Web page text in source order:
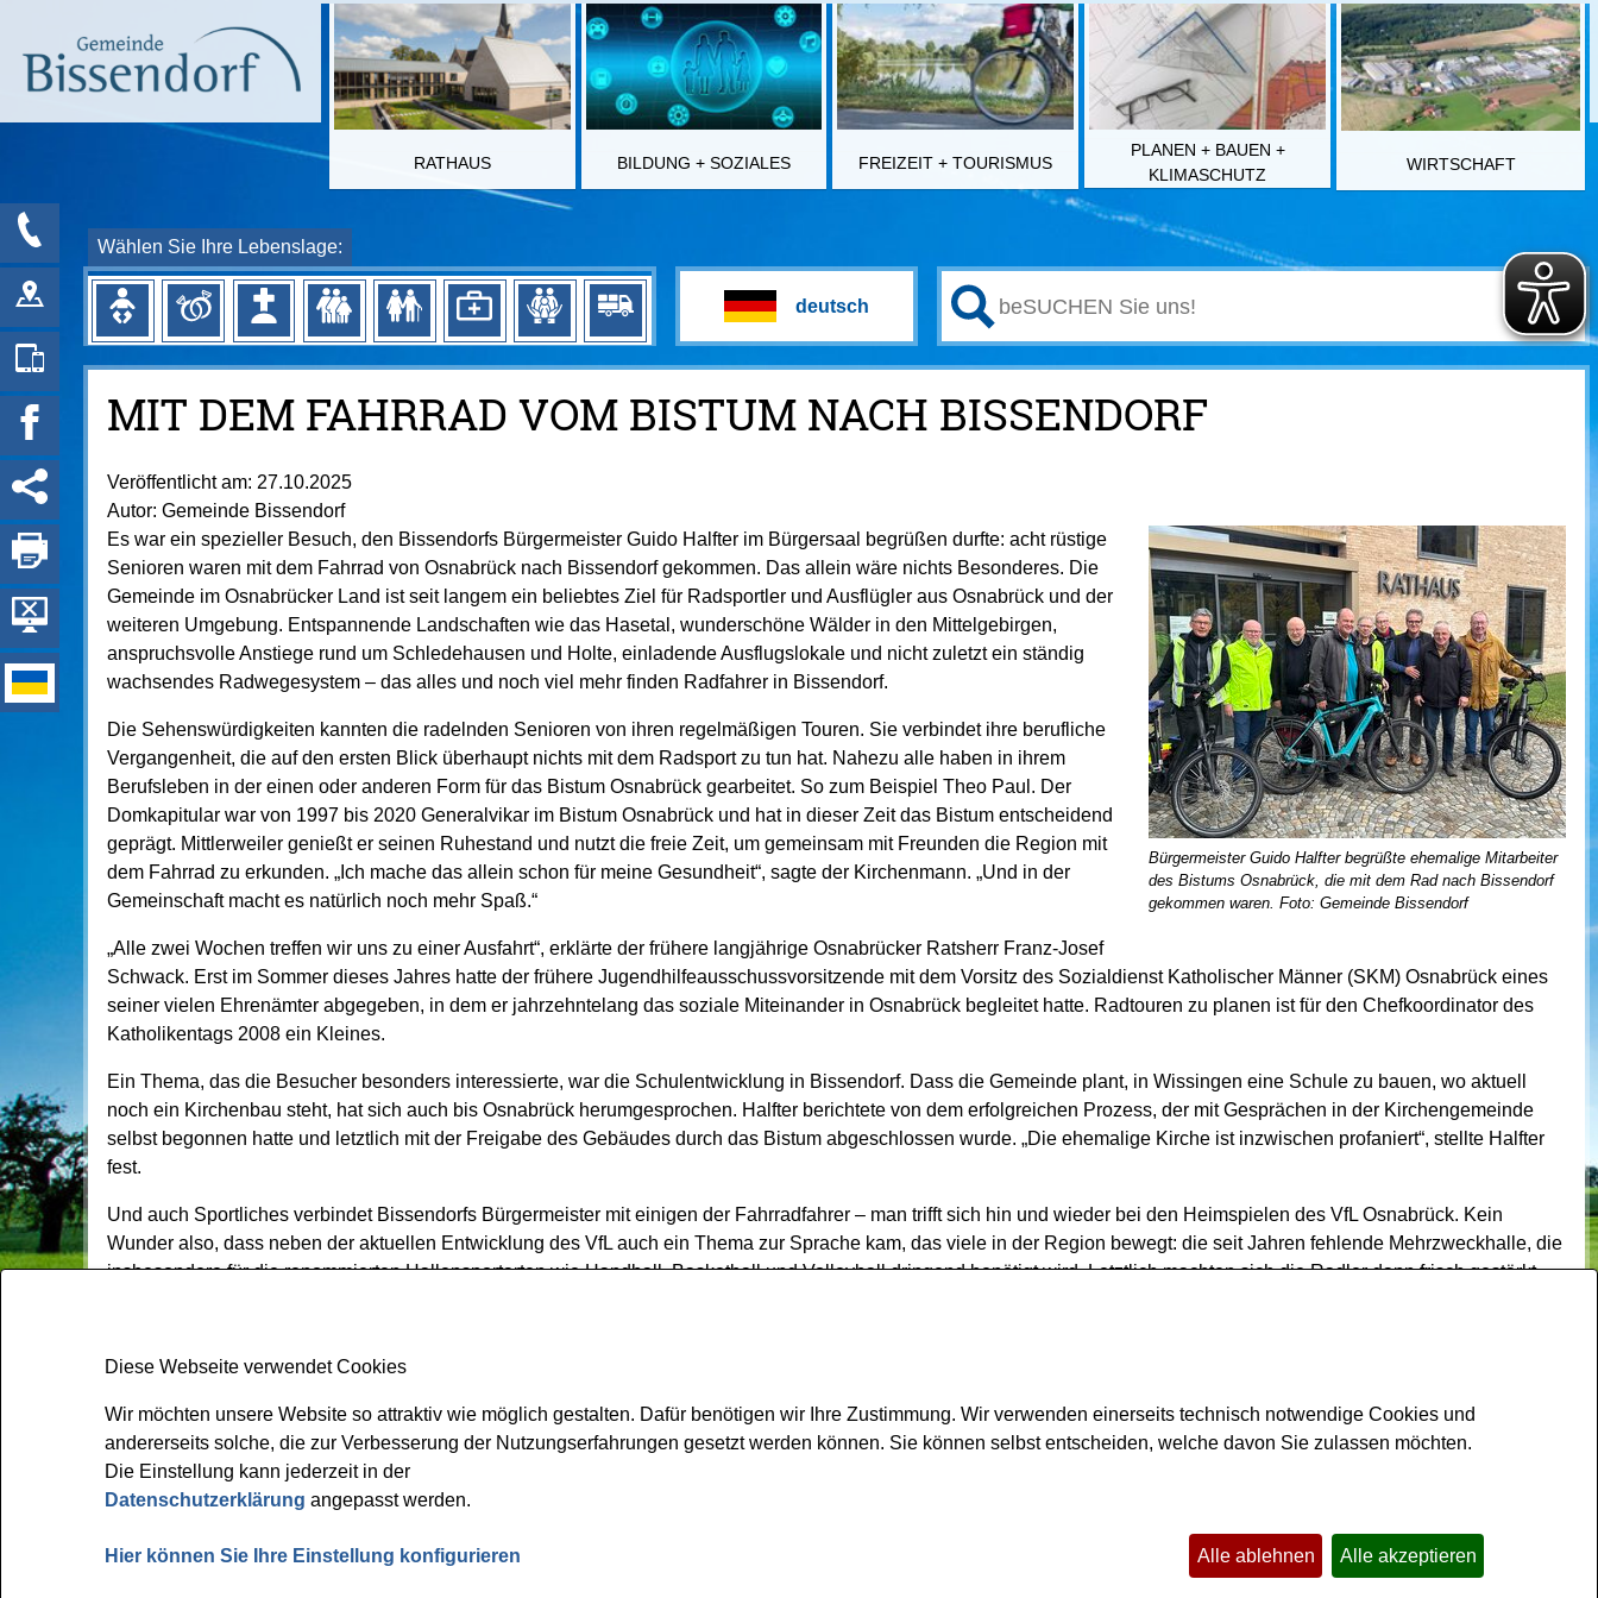
RATHAUS BILDUNG + SOZIALES FREIZEIT + TOURISMUS
PLANEN + BAUEN +
KLIMASCHUTZ
WIRTSCHAFT
Wählen Sie Ihre Lebenslage:
MIT DEM FAHRRAD VOM BISTUM NACH BISSENDORF
Veröffentlicht am: 27.10.2025
Autor: Gemeinde Bissendorf
Bürgermeister Guido Halfter begrüßte ehemalige Mitarbeiter
des Bistums Osnabrück, die mit dem Rad nach Bissendorf
gekommen waren. Foto: Gemeinde Bissendorf
Es war ein spezieller Besuch, den Bissendorfs Bürgermeister Guido Halfter im Bürgersaal begrüßen durfte: acht rüstige
Senioren waren mit dem Fahrrad von Osnabrück nach Bissendorf gekommen. Das allein wäre nichts Besonderes. Die
Gemeinde im Osnabrücker Land ist seit langem ein beliebtes Ziel für Radsportler und Ausflügler aus Osnabrück und der
weiteren Umgebung. Entspannende Landschaften wie das Hasetal, wunderschöne Wälder in den Mittelgebirgen,
anspruchsvolle Anstiege rund um Schledehausen und Holte, einladende Ausflugslokale und nicht zuletzt ein ständig
wachsendes Radwegesystem – das alles und noch viel mehr finden Radfahrer in Bissendorf.
Die Sehenswürdigkeiten kannten die radelnden Senioren von ihren regelmäßigen Touren. Sie verbindet ihre berufliche
Vergangenheit, die auf den ersten Blick überhaupt nichts mit dem Radsport zu tun hat. Nahezu alle haben in ihrem
Berufsleben in der einen oder anderen Form für das Bistum Osnabrück gearbeitet. So zum Beispiel Theo Paul. Der
Domkapitular war von 1997 bis 2020 Generalvikar im Bistum Osnabrück und hat in dieser Zeit das Bistum entscheidend
geprägt. Mittlerweiler genießt er seinen Ruhestand und nutzt die freie Zeit, um gemeinsam mit Freunden die Region mit
dem Fahrrad zu erkunden. „Ich mache das allein schon für meine Gesundheit“, sagte der Kirchenmann. „Und in der
Gemeinschaft macht es natürlich noch mehr Spaß.“
„Alle zwei Wochen treffen wir uns zu einer Ausfahrt“, erklärte der frühere langjährige Osnabrücker Ratsherr Franz-Josef
Schwack. Erst im Sommer dieses Jahres hatte der frühere Jugendhilfeausschussvorsitzende mit dem Vorsitz des Sozialdienst Katholischer Männer (SKM) Osnabrück eines
seiner vielen Ehrenämter abgegeben, in dem er jahrzehntelang das soziale Miteinander in Osnabrück begleitet hatte. Radtouren zu planen ist für den Chefkoordinator des
Katholikentags 2008 ein Kleines.
Ein Thema, das die Besucher besonders interessierte, war die Schulentwicklung in Bissendorf. Dass die Gemeinde plant, in Wissingen eine Schule zu bauen, wo aktuell
noch ein Kirchenbau steht, hat sich auch bis Osnabrück herumgesprochen. Halfter berichtete von dem erfolgreichen Prozess, der mit Gesprächen in der Kirchengemeinde
selbst begonnen hatte und letztlich mit der Freigabe des Gebäudes durch das Bistum abgeschlossen wurde. „Die ehemalige Kirche ist inzwischen profaniert“, stellte Halfter
fest.
Und auch Sportliches verbindet Bissendorfs Bürgermeister mit einigen der Fahrradfahrer – man trifft sich hin und wieder bei den Heimspielen des VfL Osnabrück. Kein
Wunder also, dass neben der aktuellen Entwicklung des VfL auch ein Thema zur Sprache kam, das viele in der Region bewegt: die seit Jahren fehlende Mehrzweckhalle, die
insbesondere für die renommierten Hallensportarten wie Handball, Basketball und Volleyball dringend benötigt wird. Letztlich machten sich die Radler dann frisch gestärkt
Gemeinde Bissendorf
Kirchplatz 1
Tel: 05402 404-0
Montag - Freitag:
09.00 Uhr - 12.00 Uhr
Kontakt Impressum
Wir möchten unsere Website so attraktiv wie möglich gestalten. Dafür benötigen wir Ihre Zustimmung. Wir verwenden einerseits technisch notwendige Cookies und
andererseits solche, die zur Verbesserung der Nutzungserfahrungen gesetzt werden können. Sie können selbst entscheiden, welche davon Sie zulassen möchten.
Die Einstellung kann jederzeit in der
Datenschutzerklärung angepasst werden.
Hier können Sie Ihre Einstellung konfigurieren Alle ablehnen Alle akzeptieren